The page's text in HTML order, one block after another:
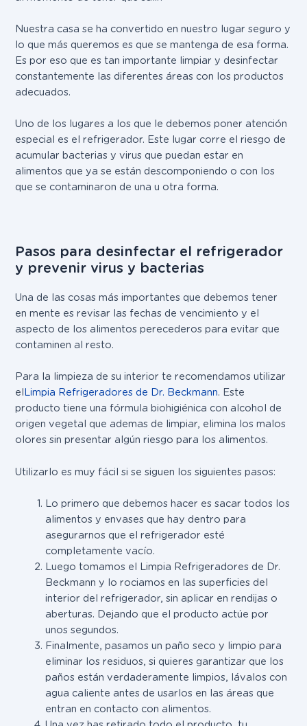
Nuestra casa se ha convertido en nuestro lugar seguro y
lo que más queremos es que se mantenga de esa forma.
Es por eso que es tan importante limpiar y desinfectar
constantemente las diferentes áreas con los productos
adecuados.
Uno de los lugares a los que le debemos poner atención
especial es el refrigerador. Este lugar corre el riesgo de
acumular bacterias y virus que puedan estar en
alimentos que ya se están descomponiendo o con los
que se contaminaron de una u otra forma.
Pasos para desinfectar el refrigerador
y prevenir virus y bacterias
Una de las cosas más importantes que debemos tener
en mente es revisar las fechas de vencimiento y el
aspecto de los alimentos perecederos para evitar que
contaminen al resto.
Para la limpieza de su interior te recomendamos utilizar
elLimpia Refrigeradores de Dr. Beckmann. Este
producto tiene una fórmula biohigiénica con alcohol de
origen vegetal que ademas de limpiar, elimina los malos
olores sin presentar algún riesgo para los alimentos.
Utilizarlo es muy fácil si se siguen los siguientes pasos:
Lo primero que debemos hacer es sacar todos los
alimentos y envases que hay dentro para
asegurarnos que el refrigerador esté
completamente vacío.
Luego tomamos el Limpia Refrigeradores de Dr.
Beckmann y lo rociamos en las superficies del
interior del refrigerador, sin aplicar en rendijas o
aberturas. Dejando que el producto actúe por
unos segundos.
Finalmente, pasamos un paño seco y limpio para
eliminar los residuos, si quieres garantizar que los
paños están verdaderamente limpios, lávalos con
agua caliente antes de usarlos en las áreas que
entran en contacto con alimentos.